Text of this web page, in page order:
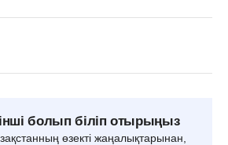
болып біліп отырыңыз
өзекті жаңалықтарынан,